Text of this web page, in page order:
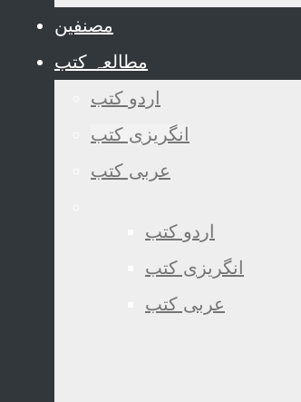
مصنفین
مطالعہ کتب
اردو کتب
انگریزی کتب
عربی کتب
اردو کتب
انگریزی کتب
عربی کتب